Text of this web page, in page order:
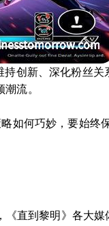
创新、深化粉丝
流。
如何巧妙，要始
《直到黎明》各大